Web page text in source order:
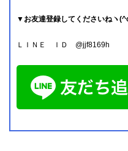
▼お友達登録してくださいねヽ
ＬＩＮＥ ＩＤ @jjf8169h